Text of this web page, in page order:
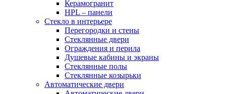
Керамогранит
HPL – панели
Стекло в интерьере
Перегородки и стены
Стеклянные двери
Ограждения и перила
Душевые кабины и экраны
Стеклянные полы
Стеклянные козырьки
Автоматические двери